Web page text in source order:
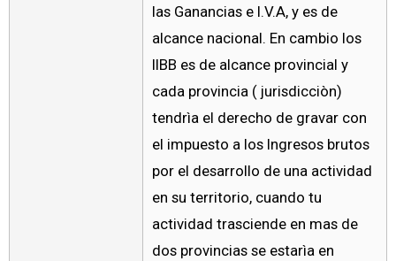
las Ganancias e I.V.A, y es de
alcance nacional. En cambio los
IIBB es de alcance provincial y
cada provincia ( jurisdicciòn)
tendrìa el derecho de gravar con
el impuesto a los Ingresos brutos
por el desarrollo de una actividad
en su territorio, cuando tu
actividad trasciende en mas de
dos provincias se estarìa en